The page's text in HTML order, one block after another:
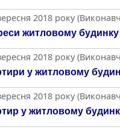
2018 року
житловому
2018 року
у житловому
2018 року
у житловому